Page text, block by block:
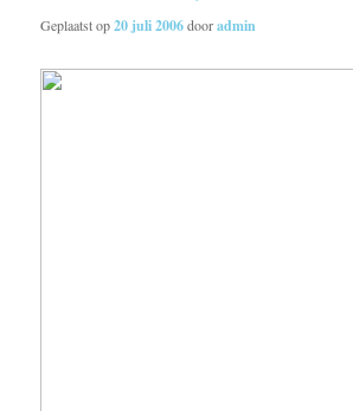
Geplaatst op20 juli 2006dooradmin